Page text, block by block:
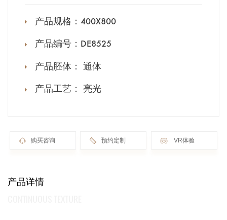
产品规格：400X800
产品编号： DE8525
产品胚体：通体
产品工艺： 亮光
购买咨询 预约定制 VR体验
产品详情